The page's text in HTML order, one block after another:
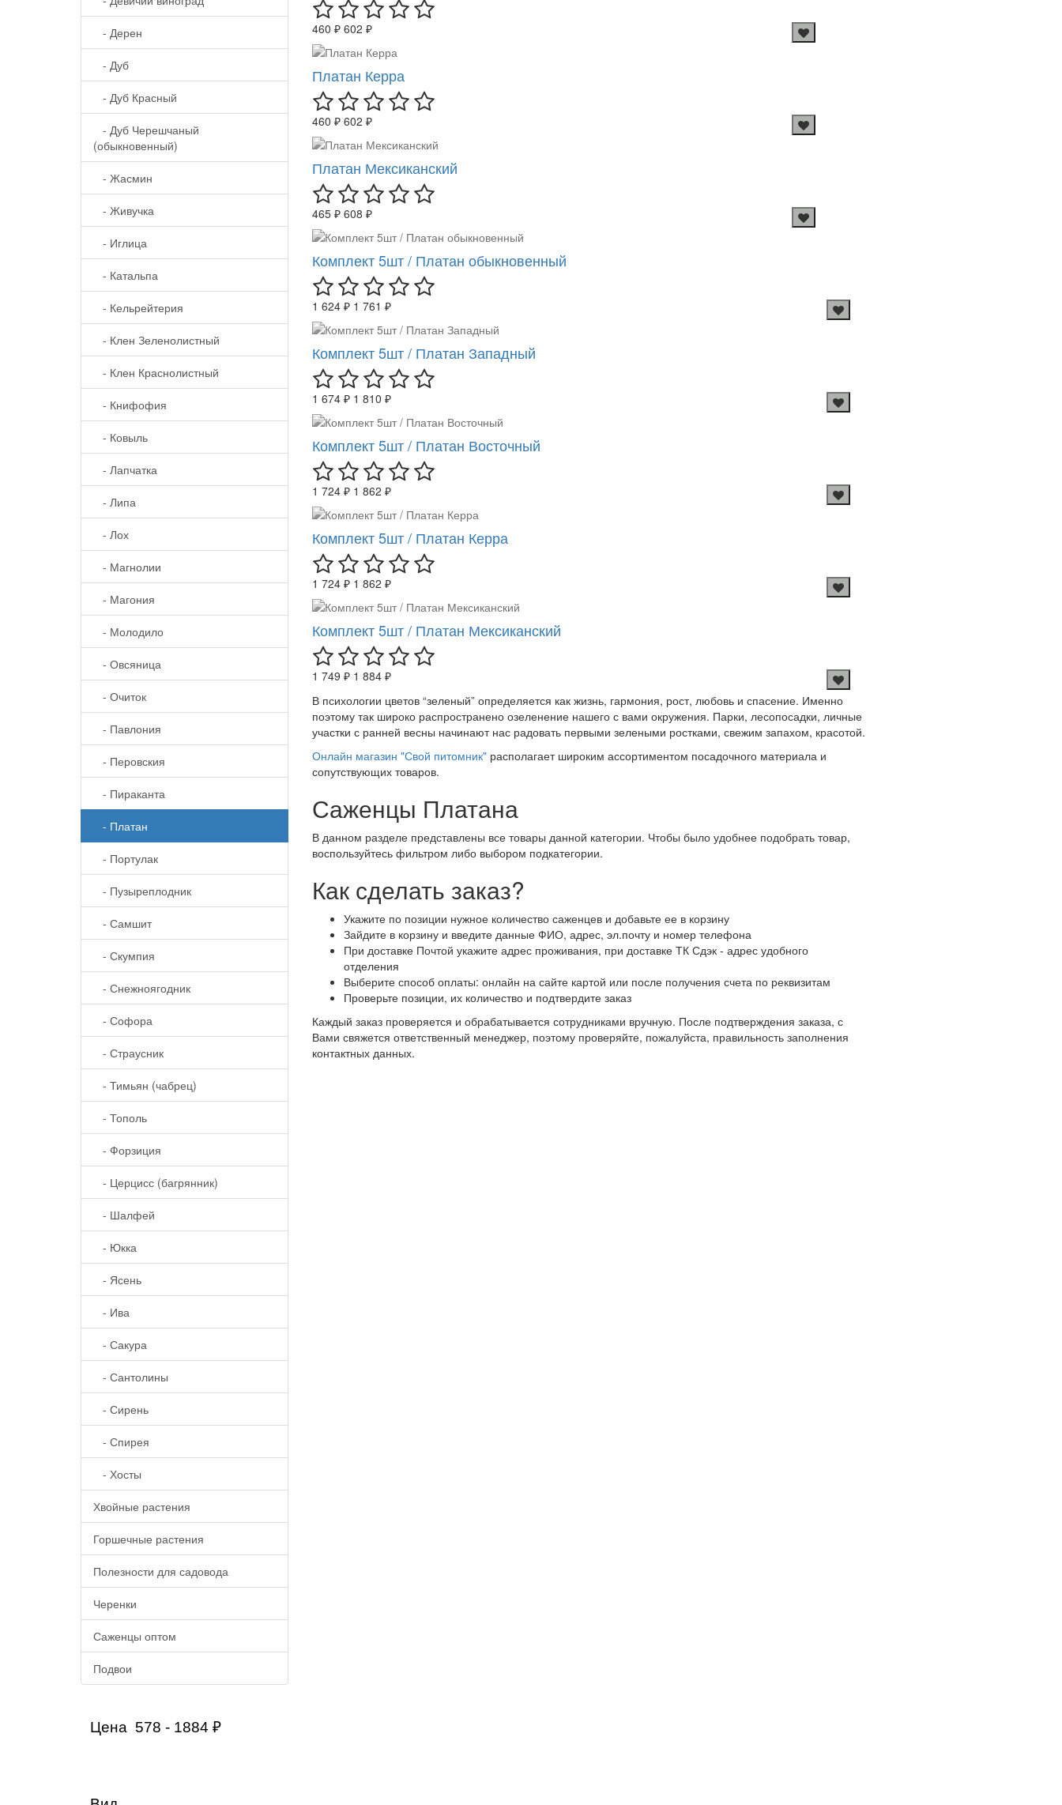
- Дерен
- Дуб
- Дуб Красный
- Дуб Черешчаный
(обыкновенный)
- Жасмин
- Живучка
- Иглица
- Катальпа
- Кельрейтерия
- Клен Зеленолистный
- Клен Краснолистный
- Книфофия
- Ковыль
- Лапчатка
- Липа
- Лох
- Магнолии
- Магония
- Молодило
- Овсяница
- Очиток
- Павлония
- Перовския
- Пираканта
- Платан
- Портулак
- Пузыреплодник
- Самшит
- Скумпия
- Снежноягодник
- Софора
- Страусник
- Тимьян (чабрец)
- Тополь
- Форзиция
- Церцисс (багрянник)
- Шалфей
- Юкка
- Ясень
- Ива
- Сакура
- Сантолины
- Сирень
- Спирея
- Хосты
Хвойные растения
Горшечные растения
Полезности для садовода
Черенки
Саженцы оптом
Подвои
Цена 578 - 1884 ₽
460 ₽ 602 ₽
Платан Керра
460 ₽ 602 ₽
Платан Мексиканский
465 ₽ 608 ₽
Комплект 5шт / Платан обыкновенный
1 624 ₽ 1 761 ₽
Комплект 5шт / Платан Западный
1 674 ₽ 1 810 ₽
Комплект 5шт / Платан Восточный
1 724 ₽ 1 862 ₽
Комплект 5шт / Платан Керра
1 724 ₽ 1 862 ₽
Комплект 5шт / Платан Мексиканский
1 749 ₽ 1 884 ₽
В психологии цветов “зеленый” определяется как жизнь, гармония, рост, любовь и спасение. Именно
поэтому так широко распространено озеленение нашего с вами окружения. Парки, лесопосадки, личные
участки с ранней весны начинают нас радовать первыми зелеными ростками, свежим запахом, красотой.
Онлайн магазин "Свой питомник"располагает широким ассортиментом посадочного материала и
сопутствующих товаров.
Саженцы Платана
В данном разделе представлены все товары данной категории. Чтобы было удобнее подобрать товар,
воспользуйтесь фильтром либо выбором подкатегории.
Как сделать заказ?
Укажите по позиции нужное количество саженцев и добавьте ее в корзину
Зайдите в корзину и введите данные ФИО, адрес, эл.почту и номер телефона
При доставке Почтой укажите адрес проживания, при доставке ТК Сдэк - адрес удобного
отделения
Выберите способ оплаты: онлайн на сайте картой или после получения счета по реквизитам
Проверьте позиции, их количество и подтвердите заказ
Каждый заказ проверяется и обрабатывается сотрудниками вручную. После подтверждения заказа, с
Вами свяжется ответственный менеджер, поэтому проверяйте, пожалуйста, правильность заполнения
контактных данных.